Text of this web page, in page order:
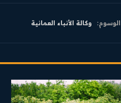
الوسوم: وكالة الأنباء العمانية